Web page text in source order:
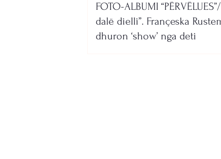
FOTO-ALBUMI
dalë dielli”. Françeska
dhuron ‘show’ nga deti